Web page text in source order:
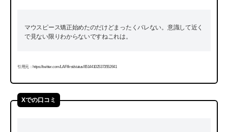
マウスピース矯正始めたのだけどまったくバレない。意識して近く
で見ない限りわからないですねこれは。
引用元：https://twitter.com/LAFIfirst/status/851441025373552641
Xでの口コミ